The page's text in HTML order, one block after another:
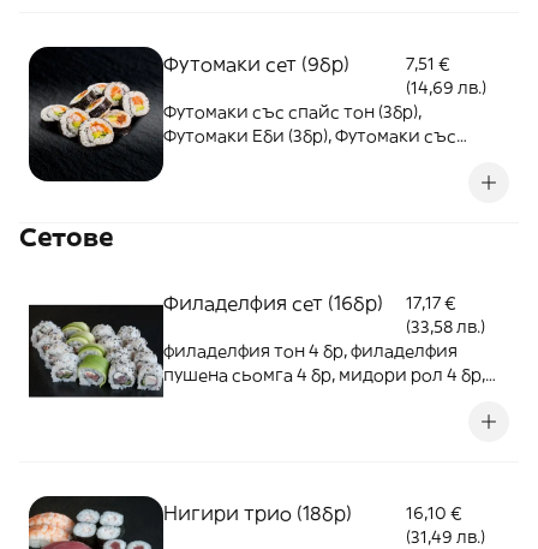
Футомаки сет (9бр)
7,51 €
(14,69 лв.)
Футомаки със спайс тон (3бр),
Футомаки Еби (3бр), Футомаки със
Сетове
Филаделфия сет (16бр)
17,17 €
(33,58 лв.)
филаделфия тон 4 бр, филаделфия
пушена сьомга 4 бр, мидори рол 4 бр,
Нигири трио (18бр)
16,10 €
(31,49 лв.)